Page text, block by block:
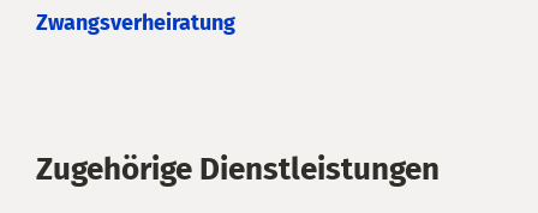
Zwangsverheiratung
Zugehörige Dienstleistungen